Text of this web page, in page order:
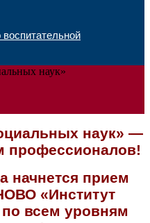
наук»
наук» —
профессионалов!
начнется прием
«Институт
всем уровням